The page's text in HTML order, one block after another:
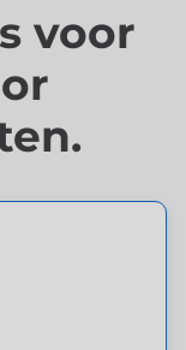
voor